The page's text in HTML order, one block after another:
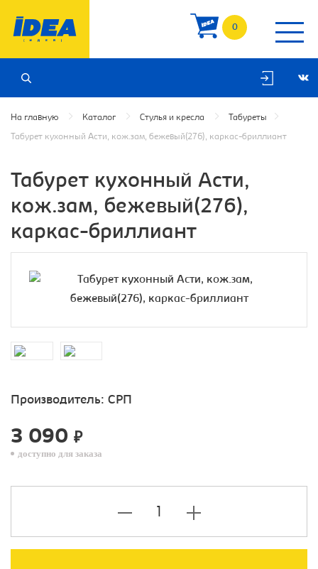
0
На главную Каталог Стулья и кресла Табуреты
Табурет кухонный Асти, кож.зам, бежевый(276), каркас-бриллиант
Табурет кухонный Асти,
кож.зам, бежевый(276),
каркас-бриллиант
Производитель: СРП
3 090 ₽
доступно для заказа